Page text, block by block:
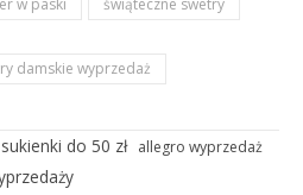
w paski
świąteczne swetry
damskie wyprzedaż
do 50 zł allegro wyprzedaż